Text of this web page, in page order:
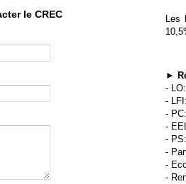
►
-
-
-
-
-
-
-
-
le CREC